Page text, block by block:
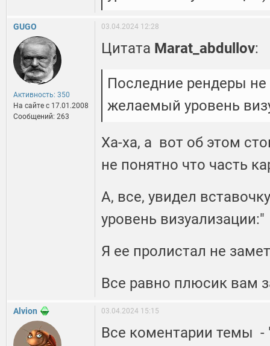
GUGO
Активность: 350
На сайте c 17.01.2008
Сообщений: 263
03.04.2024 12:28
Цитата Marat_abdullov:
Последние рендеры
желаемый уровень
Ха-ха, а вот об этом
не понятно что часть
А, все, увидел
уровень визуализации:"
Я ее пролистал не
Все равно плюсик вам
Alvion 03.04.2024 15:15
Все коментарии темы -